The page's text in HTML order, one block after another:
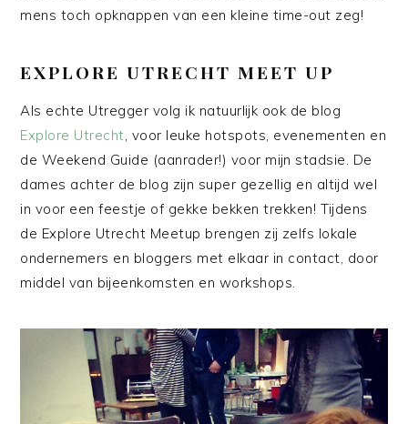
mens toch opknappen van een kleine time-out zeg!
EXPLORE UTRECHT MEET UP
Als echte Utregger volg ik natuurlijk ook de blog
Explore Utrecht, voor leuke hotspots, evenementen en
de Weekend Guide (aanrader!) voor mijn stadsie. De
dames achter de blog zijn super gezellig en altijd wel
in voor een feestje of gekke bekken trekken! Tijdens
de Explore Utrecht Meetup brengen zij zelfs lokale
ondernemers en bloggers met elkaar in contact, door
middel van bijeenkomsten en workshops.